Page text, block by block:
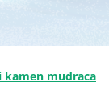
kamen mudraca